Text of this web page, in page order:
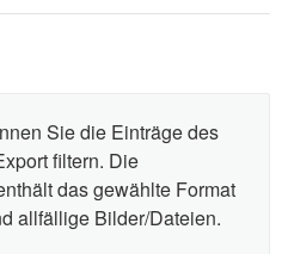
Sie die Einträge des
filtern. Die
das gewählte Format
allfällige Bilder/Dateien.